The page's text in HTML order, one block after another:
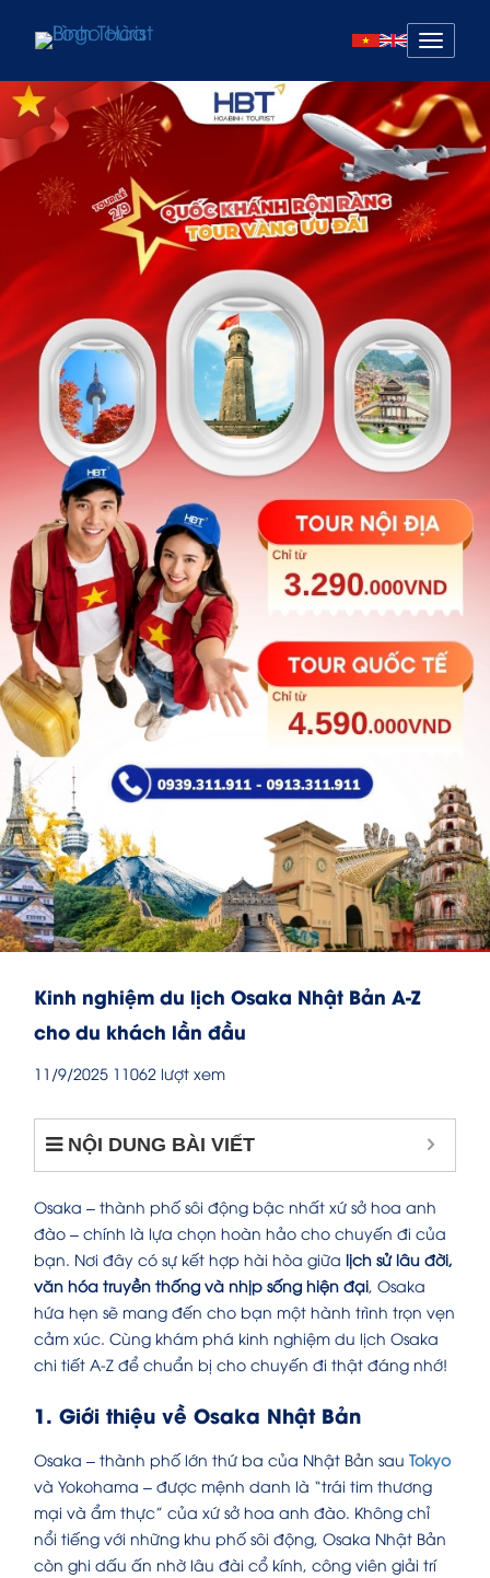
Mở
menu
Kinh nghiệm du lịch Osaka Nhật Bản A-Z
cho du khách lần đầu
11/9/2025 11062 lượt xem
NỘI DUNG BÀI VIẾT
Osaka – thành phố sôi động bậc nhất xứ sở hoa anh
đào – chính là lựa chọn hoàn hảo cho chuyến đi của
bạn. Nơi đây có sự kết hợp hài hòa giữa lịch sử lâu đời,
văn hóa truyền thống và nhịp sống hiện đại, Osaka
hứa hẹn sẽ mang đến cho bạn một hành trình trọn vẹn
cảm xúc. Cùng khám phá kinh nghiệm du lịch Osaka
chi tiết A-Z để chuẩn bị cho chuyến đi thật đáng nhớ!
1. Giới thiệu về Osaka Nhật Bản
Osaka – thành phố lớn thứ ba của Nhật Bản sau Tokyo
và Yokohama – được mệnh danh là “trái tim thương
mại và ẩm thực” của xứ sở hoa anh đào. Không chỉ
nổi tiếng với những khu phố sôi động, Osaka Nhật Bản
còn ghi dấu ấn nhờ lâu đài cổ kính, công viên giải trí